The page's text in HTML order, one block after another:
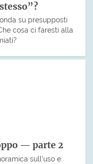
su presupposti
cosa ci faresti alla
— parte 2
sull’uso e